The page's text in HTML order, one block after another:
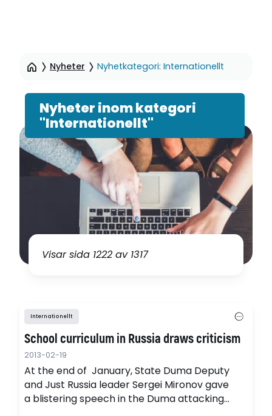
sidinnehåll
Nyheter Nyhetkategori: Internationellt
Nyheter inom kategori
"Internationellt"
Visar sida 1222 av 1317
Internationellt
School curriculum in Russia draws criticism
2013-02-19
At the end of January, State Duma Deputy
and Just Russia leader Sergei Mironov gave
a blistering speech in the Duma attacking